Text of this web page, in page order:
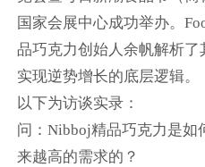
国家会展中心成功举办。
品巧克力创始人余帆解析
实现逆势增长的底层逻辑。
以下为访谈实录：
问：Nibboj精品巧克力是如
来越高的需求的？